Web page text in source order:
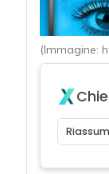
(Immagine: